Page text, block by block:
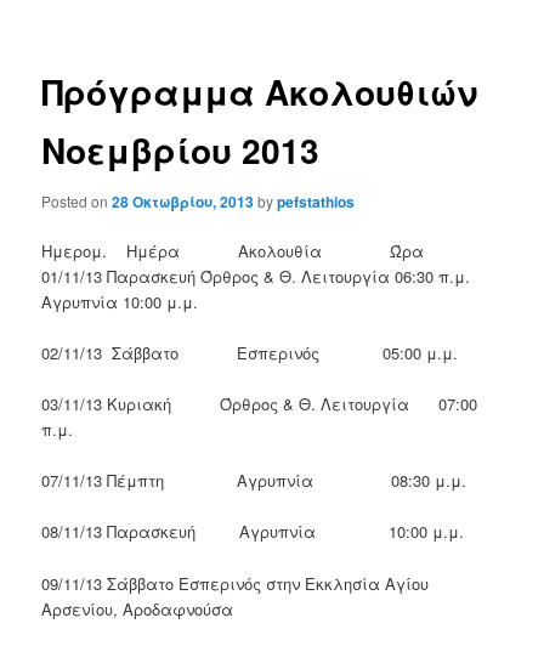
Πρόγραμμα Ακολουθιών
Νοεμβρίου 2013
Posted on28 Οκτωβρίου, 2013bypefstathios
Ημερομ. Ημέρα Ακολουθία Ώρα
01/11/13 Παρασκευή Όρθρος & Θ. Λειτουργία 06:30 π.μ.
Αγρυπνία 10:00 μ.μ.
02/11/13 Σάββατο Εσπερινός 05:00 μ.μ.
03/11/13 Κυριακή Όρθρος & Θ. Λειτουργία 07:00
π.μ.
07/11/13 Πέμπτη Αγρυπνία 08:30 μ.μ.
08/11/13 Παρασκευή Αγρυπνία 10:00 μ.μ.
09/11/13 Σάββατο Εσπερινός στην Εκκλησία Αγίου
Αρσενίου, Αροδαφνούσα